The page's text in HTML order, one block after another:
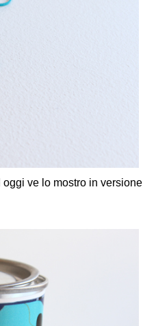
oggi ve lo mostro in versione